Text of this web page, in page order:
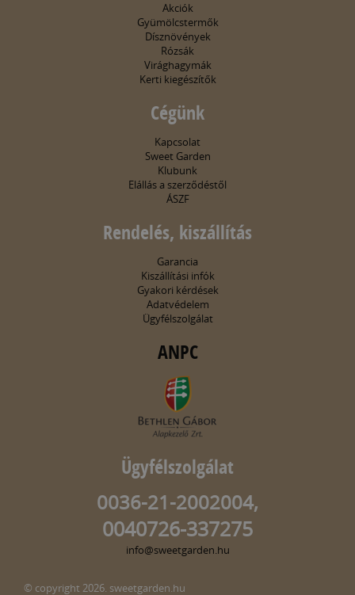
Akciók
Gyümölcstermők
Dísznövények
Rózsák
Virághagymák
Kerti kiegészítők
Cégünk
Kapcsolat
Sweet Garden
Klubunk
Elállás a szerződéstől
ÁSZF
Rendelés, kiszállítás
Garancia
Kiszállítási infók
Gyakori kérdések
Adatvédelem
Ügyfélszolgálat
ANPC
Ügyfélszolgálat
0036-21-2002004,
0040726-337275
info@sweetgarden.hu
© copyright 2026. sweetgarden.hu